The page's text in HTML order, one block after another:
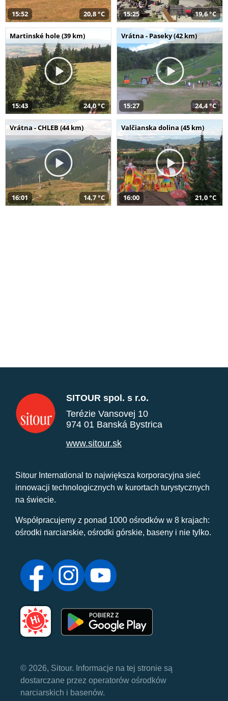
15:52 20,8 °C 15:25 19,6 °C
Martinské hole (39 km)
15:43 24,0 °C
Vrátna - Paseky (42 km)
15:27 24,4 °C
Vrátna - CHLEB (44 km)
16:01 14,7 °C
Valčianska dolina (45 km)
16:00 21,0 °C
SITOUR spol. s r.o.
Terézie Vansovej 10
974 01 Banská Bystrica
www.sitour.sk
Sitour International to największa korporacyjna sieć
innowacji technologicznych w kurortach turystycznych
na świecie.
Współpracujemy z ponad 1000 ośrodków w 8 krajach:
ośrodki narciarskie, ośrodki górskie, baseny i nie tylko.
© 2026, Sitour. Informacje na tej stronie są
dostarczane przez operatorów ośrodków
narciarskich i basenów.